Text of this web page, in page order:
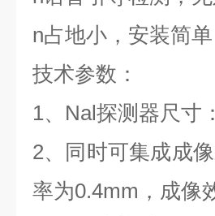
n占地小，安装简单
技术参数：
1、Nal探测器尺寸
2、同时可集成成
率为0.4mm，成像